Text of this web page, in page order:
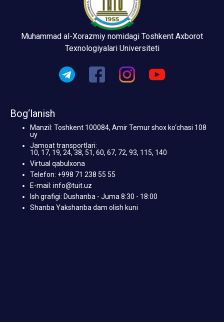
Muhammad al-Xorazmiy nomidagi Toshkent Axborot
Texnologiyalari Universiteti
Bog‘lanish
Manzil: Toshkent 100084, Amir Temur shox ko‘chasi 108
uy
Jamoat transportlari:
10, 17, 19, 24, 38, 51, 60, 67, 72, 93, 115, 140
Virtual qabulxona
Telefon: +998 71 238 55 55
E-mail: info@tuit.uz
Ish grafigi: Dushanba - Juma 8:30 - 18:00
Shanba Yakshanba dam olish kuni